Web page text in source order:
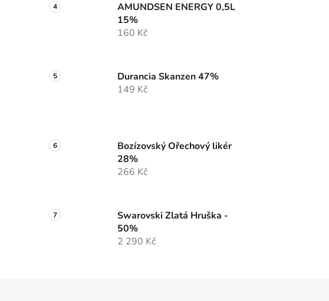
AMUNDSEN ENERGY 0,5L
15%
160 Kč
Durancia Skanzen 47%
149 Kč
Bozízovský Ořechový likér
28%
266 Kč
Swarovski Zlatá Hruška -
50%
2 290 Kč